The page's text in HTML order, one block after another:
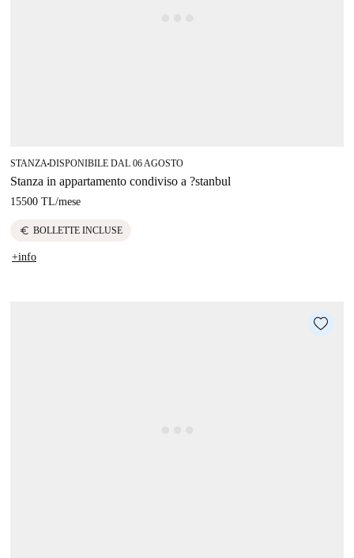
STANZA■DISPONIBILE DAL 06 AGOSTO
Stanza in appartamento condiviso a ?stanbul
15500 TL/mese
euro BOLLETTE INCLUSE
+info